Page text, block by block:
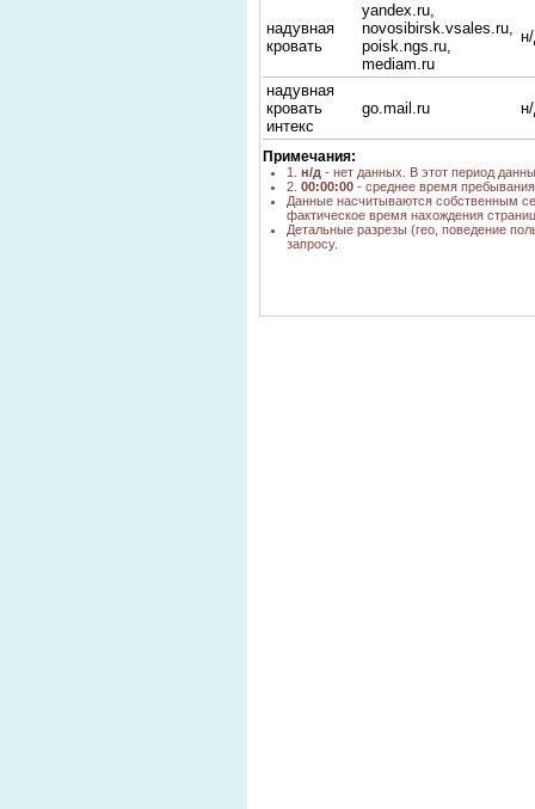
надувная
кровать
yandex.ru,
novosibirsk.vsales.ru,
poisk.ngs.ru,
mediam.ru
надувная
кровать
интекс
go.mail.ru
Примечания:
1. н/д - нет данных. В этот период
2. 00:00:00 - среднее время
Данные насчитываются собственным
фактическое время нахождения
Детальные разрезы (гео, поведение
запросу.